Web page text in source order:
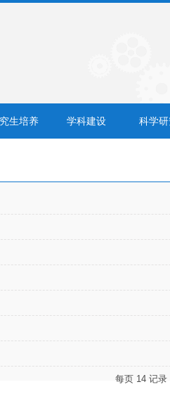
生培养 学科建设 科学
每页 14 记录